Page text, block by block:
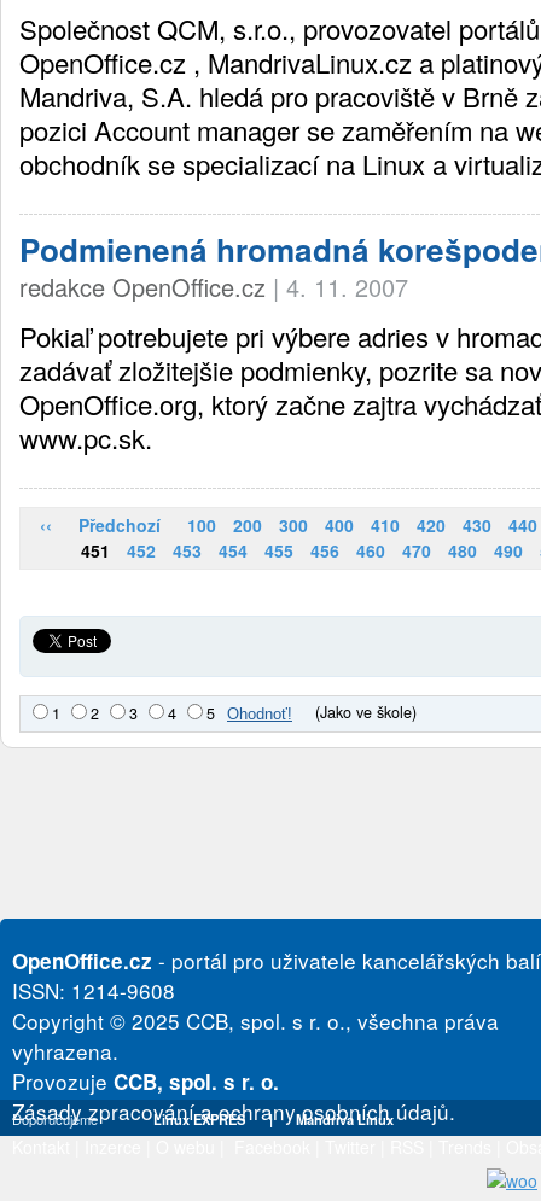
Společnost QCM, s.r.o., provozovatel
OpenOffice.cz , MandrivaLinux.cz a
Mandriva, S.A. hledá pro pracoviště v Brně
pozici Account manager se zaměřením na
obchodník se specializací na Linux a
Podmienená hromadná
redakce OpenOffice.cz | 4. 11. 2007
Pokiaľ potrebujete pri výbere adries v
zadávať zložitejšie podmienky, pozrite sa
OpenOffice.org, ktorý začne zajtra
www.pc.sk.
‹‹ Předchozí 100 200 300 400 410 420 430
440
451
452 453 454 455 456 460 470 480 490
1 2 3 4 5 (Jako ve škole)
OpenOffice.cz - portál pro uživatele kancelářských
ISSN: 1214-9608
Copyright © 2025 CCB, spol. s r. o., všechna práva
vyhrazena.
Provozuje CCB, spol. s r. o.
Zásady zpracování a ochrany osobních údajů.
Doporučujeme Linux EXPRES | Mandriva Linux